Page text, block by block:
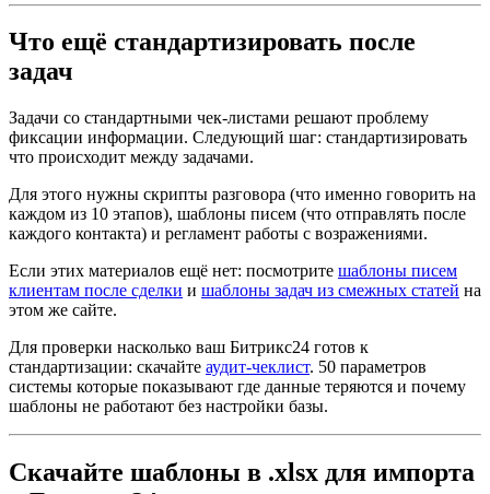
Что ещё стандартизировать после
задач
Задачи со стандартными чек-листами решают проблему
фиксации информации. Следующий шаг: стандартизировать
что происходит между задачами.
Для этого нужны скрипты разговора (что именно говорить на
каждом из 10 этапов), шаблоны писем (что отправлять после
каждого контакта) и регламент работы с возражениями.
Если этих материалов ещё нет: посмотрите шаблоны писем
клиентам после сделки и шаблоны задач из смежных статей на
этом же сайте.
Для проверки насколько ваш Битрикс24 готов к
стандартизации: скачайте аудит-чеклист. 50 параметров
системы которые показывают где данные теряются и почему
шаблоны не работают без настройки базы.
Скачайте шаблоны в .xlsx для импорта